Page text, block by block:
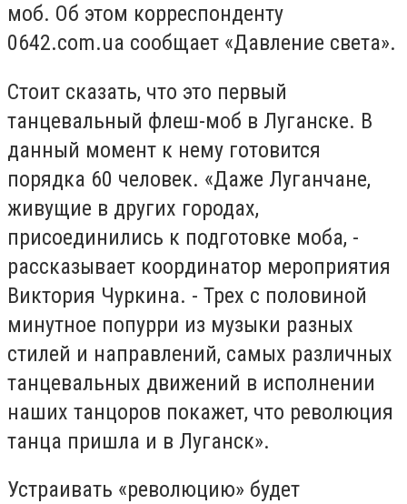
моб. Об этом корреспонденту
0642.com.ua сообщает «Давление света».
Стоит сказать, что это первый
танцевальный флеш-моб в Луганске. В
данный момент к нему готовится
порядка 60 человек. «Даже Луганчане,
живущие в других городах,
присоединились к подготовке моба, -
рассказывает координатор мероприятия
Виктория Чуркина. - Трех с половиной
минутное попурри из музыки разных
стилей и направлений, самых различных
танцевальных движений в исполнении
наших танцоров покажет, что революция
танца пришла и в Луганск».
Устраивать «революцию» будет